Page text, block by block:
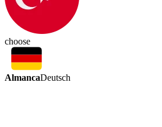
choose
AlmancaDeutsch